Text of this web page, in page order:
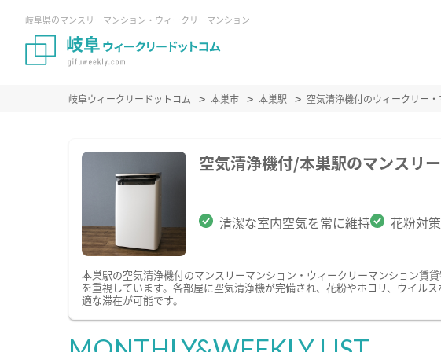
岐阜県のマンスリーマンション・ウィークリーマンション
岐阜ウィークリードットコム 本巣市 本巣駅 空気清浄機付のウィークリー
空気清浄機付/本巣駅のマンスリ
清潔な室内空気を常に維持 花粉対
本巣駅の空気清浄機付のマンスリーマンション・ウィークリーマンション賃
を重視しています。各部屋に空気清浄機が完備され、花粉やホコリ、ウイル
適な滞在が可能です。